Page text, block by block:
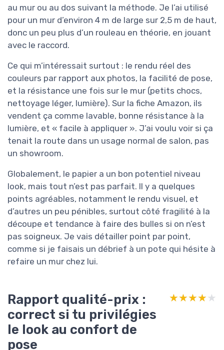
au mur ou au dos suivant la méthode. Je l’ai utilisé
pour un mur d’environ 4 m de large sur 2,5 m de haut,
donc un peu plus d’un rouleau en théorie, en jouant
avec le raccord.
Ce qui m’intéressait surtout : le rendu réel des
couleurs par rapport aux photos, la facilité de pose,
et la résistance une fois sur le mur (petits chocs,
nettoyage léger, lumière). Sur la fiche Amazon, ils
vendent ça comme lavable, bonne résistance à la
lumière, et « facile à appliquer ». J’ai voulu voir si ça
tenait la route dans un usage normal de salon, pas
un showroom.
Globalement, le papier a un bon potentiel niveau
look, mais tout n’est pas parfait. Il y a quelques
points agréables, notamment le rendu visuel, et
d’autres un peu pénibles, surtout côté fragilité à la
découpe et tendance à faire des bulles si on n’est
pas soigneux. Je vais détailler point par point,
comme si je faisais un débrief à un pote qui hésite à
refaire un mur chez lui.
Rapport qualité-prix :
correct si tu privilégies
le look au confort de
pose
★★★★★
★★★★★